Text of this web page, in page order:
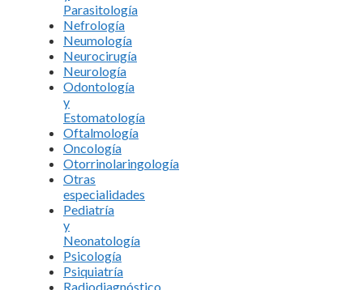
Parasitología
Nefrología
Neumología
Neurocirugía
Neurología
Odontología
y
Estomatología
Oftalmología
Oncología
Otorrinolaringología
Otras
especialidades
Pediatría
y
Neonatología
Psicología
Psiquiatría
Radiodiagnóstico